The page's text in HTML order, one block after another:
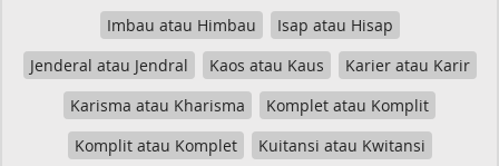
Imbau atau Himbau
Isap atau Hisap
Jenderal atau Jendral
Kaos atau Kaus
Karier atau Karir
Karisma atau Kharisma
Komplet atau Komplit
Komplit atau Komplet
Kuitansi atau Kwitansi